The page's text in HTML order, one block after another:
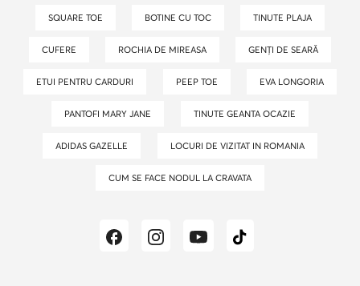
SQUARE TOE BOTINE CU TOC TINUTE PLAJA
CUFERE ROCHIA DE MIREASA GENȚI DE SEARĂ
ETUI PENTRU CARDURI PEEP TOE EVA LONGORIA
PANTOFI MARY JANE TINUTE GEANTA OCAZIE
ADIDAS GAZELLE LOCURI DE VIZITAT IN ROMANIA
CUM SE FACE NODUL LA CRAVATA